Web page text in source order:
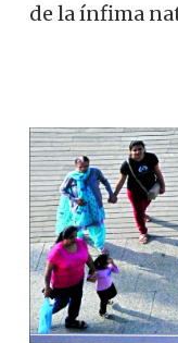
de la ínfima